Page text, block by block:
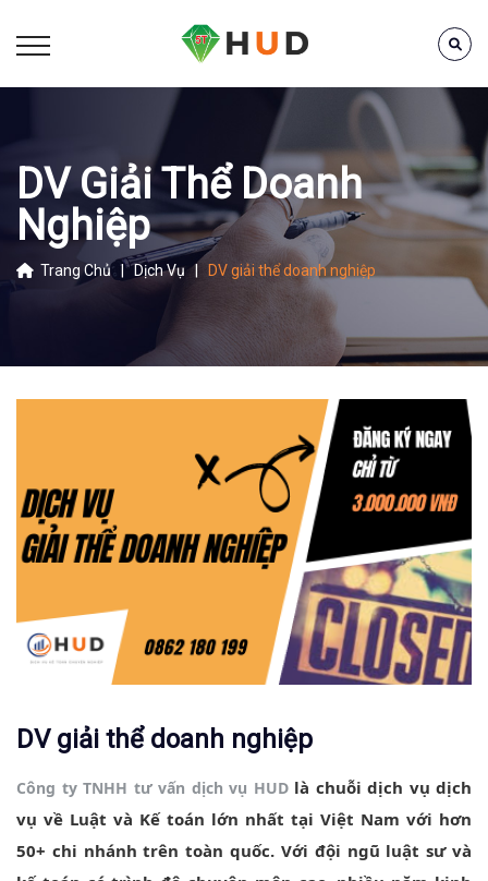
DV Giải Thể Doanh
Nghiệp
Trang Chủ| Dịch Vụ | DV giải thể doanh nghiệp
DV giải thể doanh nghiệp
Công ty TNHH tư vấn dịch vụ HUDlà chuỗi dịch vụ dịch
vụ về Luật và Kế toán lớn nhất tại Việt Nam với hơn
50+ chi nhánh trên toàn quốc. Với đội ngũ luật sư và